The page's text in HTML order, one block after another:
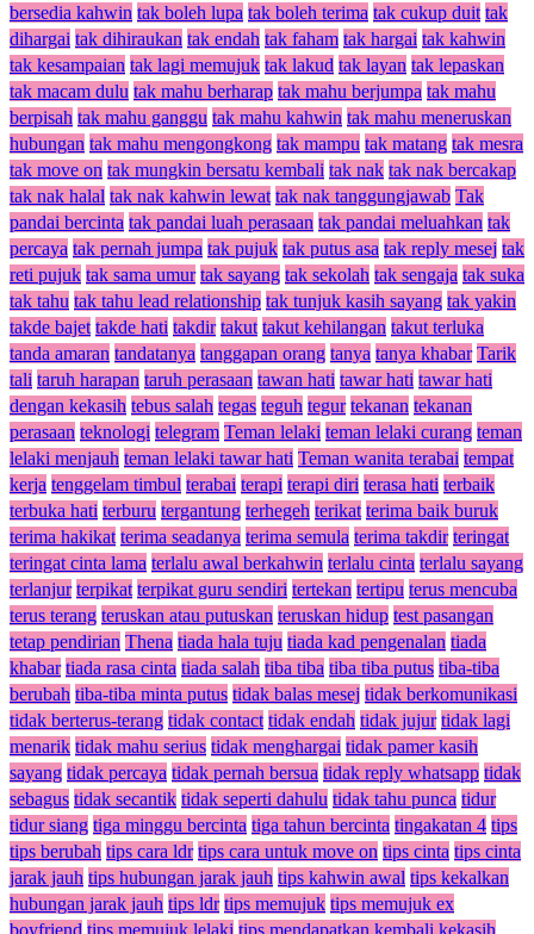
bersedia kahwin tak boleh lupa tak boleh terima tak cukup duit tak
dihargai tak dihiraukan tak endah tak faham tak hargai tak kahwin
tak kesampaian tak lagi memujuk tak lakud tak layan tak lepaskan
tak macam dulu tak mahu berharap tak mahu berjumpa tak mahu
berpisah tak mahu ganggu tak mahu kahwin tak mahu meneruskan
hubungan tak mahu mengongkong tak mampu tak matang tak mesra
tak move on tak mungkin bersatu kembali tak nak tak nak bercakap
tak nak halal tak nak kahwin lewat tak nak tanggungjawab Tak
pandai bercinta tak pandai luah perasaan tak pandai meluahkan tak
percaya tak pernah jumpa tak pujuk tak putus asa tak reply mesej tak
reti pujuk tak sama umur tak sayang tak sekolah tak sengaja tak suka
tak tahu tak tahu lead relationship tak tunjuk kasih sayang tak yakin
takde bajet takde hati takdir takut takut kehilangan takut terluka
tanda amaran tandatanya tanggapan orang tanya tanya khabar Tarik
tali taruh harapan taruh perasaan tawan hati tawar hati tawar hati
dengan kekasih tebus salah tegas teguh tegur tekanan tekanan
perasaan teknologi telegram Teman lelaki teman lelaki curang teman
lelaki menjauh teman lelaki tawar hati Teman wanita terabai tempat
kerja tenggelam timbul terabai terapi terapi diri terasa hati terbaik
terbuka hati terburu tergantung terhegeh terikat terima baik buruk
terima hakikat terima seadanya terima semula terima takdir teringat
teringat cinta lama terlalu awal berkahwin terlalu cinta terlalu sayang
terlanjur terpikat terpikat guru sendiri tertekan tertipu terus mencuba
terus terang teruskan atau putuskan teruskan hidup test pasangan
tetap pendirian Thena tiada hala tuju tiada kad pengenalan tiada
khabar tiada rasa cinta tiada salah tiba tiba tiba tiba putus tiba-tiba
berubah tiba-tiba minta putus tidak balas mesej tidak berkomunikasi
tidak berterus-terang tidak contact tidak endah tidak jujur tidak lagi
menarik tidak mahu serius tidak menghargai tidak pamer kasih
sayang tidak percaya tidak pernah bersua tidak reply whatsapp tidak
sebagus tidak secantik tidak seperti dahulu tidak tahu punca tidur
tidur siang tiga minggu bercinta tiga tahun bercinta tingakatan 4 tips
tips berubah tips cara ldr tips cara untuk move on tips cinta tips cinta
jarak jauh tips hubungan jarak jauh tips kahwin awal tips kekalkan
hubungan jarak jauh tips ldr tips memujuk tips memujuk ex
boyfriend tips memujuk lelaki tips mendapatkan kembali kekasih